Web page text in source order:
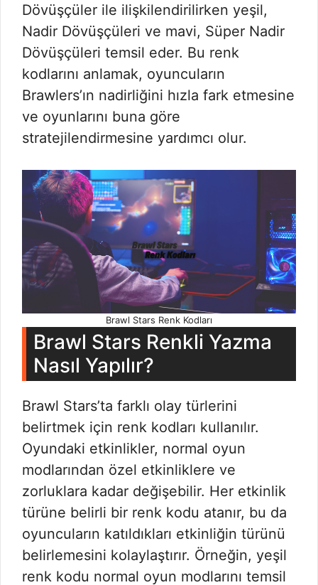
Dövüşçüler ile ilişkilendirilirken yeşil,
Nadir Dövüşçüleri ve mavi, Süper Nadir
Dövüşçüleri temsil eder. Bu renk
kodlarını anlamak, oyuncuların
Brawlers’ın nadirliğini hızla fark etmesine
ve oyunlarını buna göre
stratejilendirmesine yardımcı olur.
Brawl Stars Renk Kodları
Brawl Stars Renkli Yazma
Nasıl Yapılır?
Brawl Stars’ta farklı olay türlerini
belirtmek için renk kodları kullanılır.
Oyundaki etkinlikler, normal oyun
modlarından özel etkinliklere ve
zorluklara kadar değişebilir. Her etkinlik
türüne belirli bir renk kodu atanır, bu da
oyuncuların katıldıkları etkinliğin türünü
belirlemesini kolaylaştırır. Örneğin, yeşil
renk kodu normal oyun modlarını temsil